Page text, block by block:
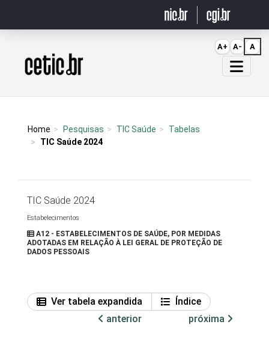
Página inicial
Home Pesquisas TIC Saúde
Tabelas
TIC Saúde 2024
TIC Saúde 2024
Estabelecimentos
A12 - ESTABELECIMENTOS DE SAÚDE, POR MEDIDAS
ADOTADAS EM RELAÇÃO À LEI GERAL DE PROTEÇÃO DE
DADOS PESSOAIS
Ver tabela expandida
Índice
anterior
próxima
A+ A- A